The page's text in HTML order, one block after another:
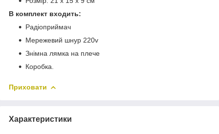
В комплект входить:
Радіоприймач
Мережевий шнур 220v
Знімна лямка на плече
Коробка.
Приховати
Характеристики